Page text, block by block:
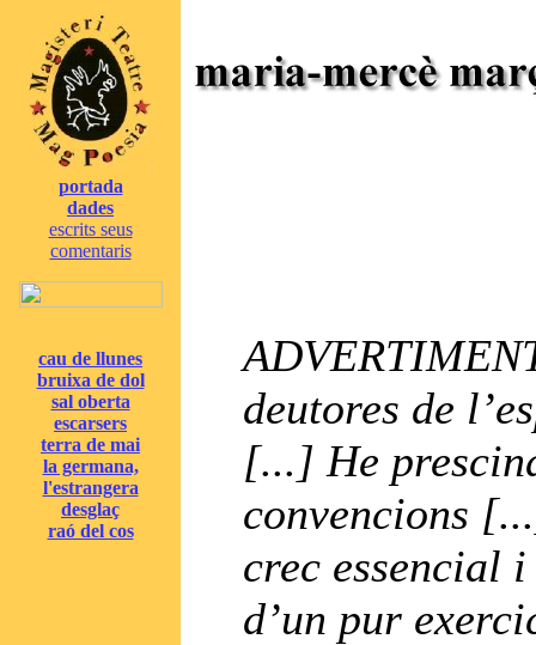
portada
dades
escrits seus
comentaris
cau de llunes
bruixa de dol
sal oberta
escarsers
terra de mai
la germana,
l'estrangera
desglaç
raó del cos
deutores de
[...] He
convencions
crec essencial
d’un pur